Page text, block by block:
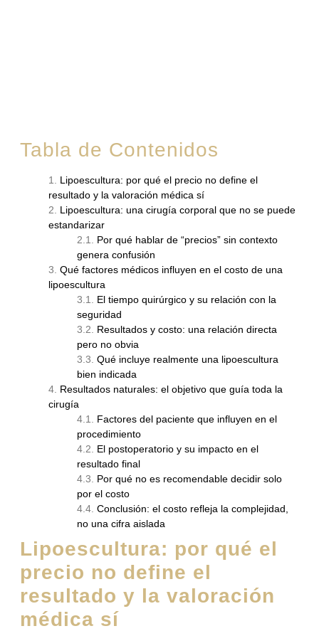
Tabla de Contenidos
Lipoescultura: por qué el precio no define el
resultado y la valoración médica sí
Lipoescultura: una cirugía corporal que no se puede
estandarizar
Por qué hablar de “precios” sin contexto
genera confusión
Qué factores médicos influyen en el costo de una
lipoescultura
El tiempo quirúrgico y su relación con la
seguridad
Resultados y costo: una relación directa
pero no obvia
Qué incluye realmente una lipoescultura
bien indicada
Resultados naturales: el objetivo que guía toda la
cirugía
Factores del paciente que influyen en el
procedimiento
El postoperatorio y su impacto en el
resultado final
Por qué no es recomendable decidir solo
por el costo
Conclusión: el costo refleja la complejidad,
no una cifra aislada
Lipoescultura: por qué el
precio no define el
resultado y la valoración
médica sí